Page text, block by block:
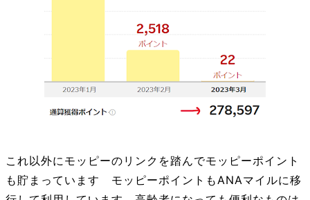
これ以外にモッピーのリンクを踏んでモッピーポイント
も貯まっています モッピーポイントもANAマイルに移